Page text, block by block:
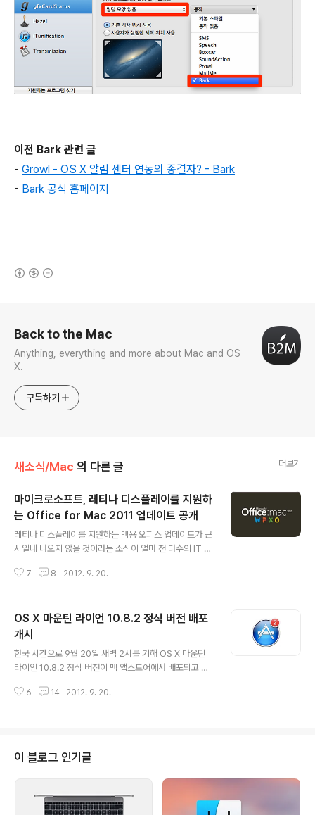
이전 Bark 관련 글
- Growl - OS X 알림 센터 연동의 종결자? - Bark
- Bark 공식 홈페이지
Back to the Mac
Anything, everything and more about Mac and OS
X.
구독하기
새소식/Mac 의 다른 글 더보기
마이크로소프트, 레티나 디스플레이를 지원하
는 Office for Mac 2011 업데이트 공개
레티나 디스플레이를 지원하는 맥용 오피스 업데이트가 근
시일내 나오지 않을 것이라는 소식이 얼마 전 다수의 IT 매
겨주려는 듯 마이크로소프트가 레티나 디스플레이를 지원
웃룩(Outlook) 관련 버그 수정이 주를 이루고 있습니다.
또한 클라우드 공유 서비스 SkyDrive가 맥용 오피스에 도
입된다는 보도가 있었지만 이번 버전에서는 아직 지원이
되지 않고있습니다. 그밖에 자세한 업데이트 내역은 아래
ce 2011 Mac 14.2.4 업데이트에 대한 설명 맥용 ..
7 8 2012. 9. 20.
OS X 마운틴 라이언 10.8.2 정식 버전 배포
개시
한국 시간으로 9월 20일 새벽 2시를 기해 OS X 마운틴
라이언 10.8.2 정식 버전이 맥 앱스토어에서 배포되고 있
upport.apple.com/kb/DL1581 에서 내려받으실 수 있
을 다시 켜주십시요. 이번 버전의 가장 핵심적인 변화 7가
지로 시스템 전반에 걸친 페이스북 연동, 2010 맥북에어
의 파워냅 가능 지원, OS X 메세지 어플과 페이스타임어플
에 아이폰 전화번호 등록 가능, 사파리 및 메일 어플에 패스
북 기능 추가, 사진 스트림 공..
6 14 2012. 9. 20.
이 블로그 인기글